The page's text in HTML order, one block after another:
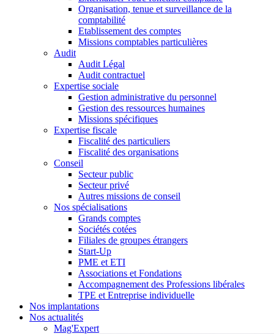
Organisation, tenue et surveillance de la
comptabilité
Etablissement des comptes
Missions comptables particulières
Audit
Audit Légal
Audit contractuel
Expertise sociale
Gestion administrative du personnel
Gestion des ressources humaines
Missions spécifiques
Expertise fiscale
Fiscalité des particuliers
Fiscalité des organisations
Conseil
Secteur public
Secteur privé
Autres missions de conseil
Nos spécialisations
Grands comptes
Sociétés cotées
Filiales de groupes étrangers
Start-Up
PME et ETI
Associations et Fondations
Accompagnement des Professions libérales
TPE et Entreprise individuelle
Nos implantations
Nos actualités
Mag'Expert